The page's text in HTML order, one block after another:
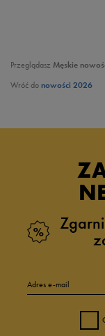
Przeglądasz Męskie
Wróć donowości 2026
Adres e-mail